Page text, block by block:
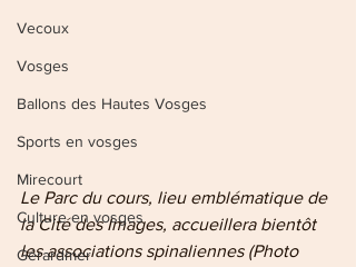
Vecoux
Vosges
Ballons des Hautes Vosges
Sports en vosges
Mirecourt
Culture en vosges
Gérardmer
Le Parc du cours, lieu emblématique de
la Cité des Images, accueillera bientôt
les associations spinaliennes (Photo